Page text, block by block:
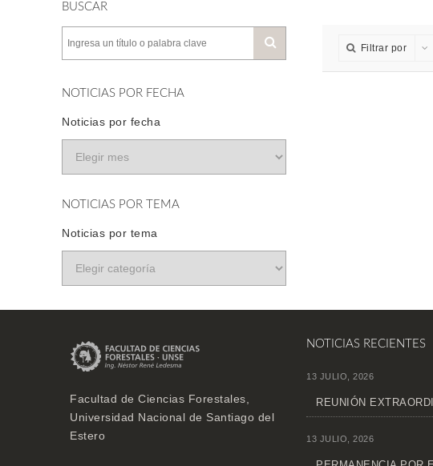
BUSCAR
NOTICIAS POR FECHA
Noticias por fecha
NOTICIAS POR TEMA
Noticias por tema
Filtrar por
Facultad de Ciencias Forestales,
Universidad Nacional de Santiago del
Estero
NOTICIAS RECIENTES
13 JULIO, 2026
REUNIÓN
13 JULIO, 2026